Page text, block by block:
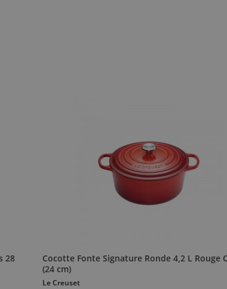
28
Cocotte Fonte Signature Ronde 4,2 L Rouge
(24 cm)
Le Creuset